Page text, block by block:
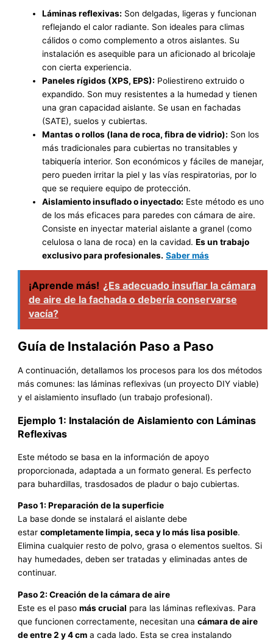
Láminas reflexivas: Son delgadas, ligeras y funcionan
reflejando el calor radiante. Son ideales para climas
cálidos o como complemento a otros aislantes. Su
instalación es asequible para un aficionado al bricolaje
con cierta experiencia.
Paneles rígidos (XPS, EPS): Poliestireno extruido o
expandido. Son muy resistentes a la humedad y tienen
una gran capacidad aislante. Se usan en fachadas
(SATE), suelos y cubiertas.
Mantas o rollos (lana de roca, fibra de vidrio): Son los
más tradicionales para cubiertas no transitables y
tabiquería interior. Son económicos y fáciles de manejar,
pero pueden irritar la piel y las vías respiratorias, por lo
que se requiere equipo de protección.
Aislamiento insuflado o inyectado: Este método es uno
de los más eficaces para paredes con cámara de aire.
Consiste en inyectar material aislante a granel (como
celulosa o lana de roca) en la cavidad.Es un trabajo
exclusivo para profesionales. Saber más
¡Aprende más! ¿Es adecuado insuflar la cámara
de aire de la fachada o debería conservarse
vacía?
Guía de Instalación Paso a Paso
A continuación, detallamos los procesos para los dos métodos
más comunes: las láminas reflexivas (un proyecto DIY viable)
y el aislamiento insuflado (un trabajo profesional).
Ejemplo 1: Instalación de Aislamiento con Láminas
Reflexivas
Este método se basa en la información de apoyo
proporcionada, adaptada a un formato general. Es perfecto
para buhardillas, trasdosados de pladur o bajo cubiertas.
Paso 1: Preparación de la superficie
La base donde se instalará el aislante debe
estarcompletamente limpia, seca y lo más lisa posible.
Elimina cualquier resto de polvo, grasa o elementos sueltos. Si
hay humedades, deben ser tratadas y eliminadas antes de
continuar.
Paso 2: Creación de la cámara de aire
Este es el pasomás crucial para las láminas reflexivas. Para
que funcionen correctamente, necesitan unacámara de aire
de entre 2 y 4 cm a cada lado. Esta se crea instalando